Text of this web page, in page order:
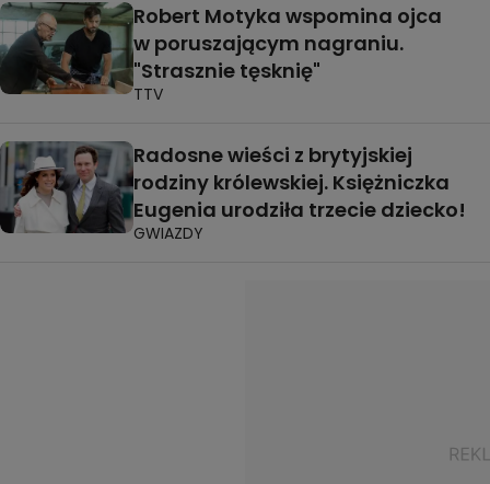
Robert Motyka wspomina ojca
w poruszającym nagraniu.
"Strasznie tęsknię"
TTV
Radosne wieści z brytyjskiej
rodziny królewskiej. Księżniczka
Eugenia urodziła trzecie dziecko!
GWIAZDY